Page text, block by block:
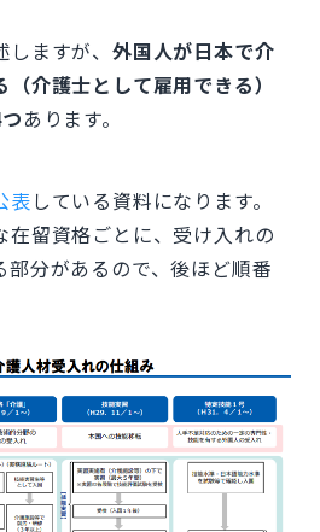
ますが、 外国人が日本で介
介護士として雇用できる）
あります。
表している資料になります。
在留資格ごとに、受け入れの
部分があるので、後ほど順番